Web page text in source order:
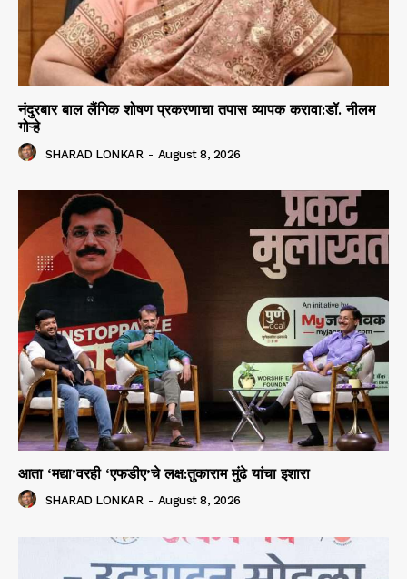
नंदुरबार बाल लैंगिक शोषण प्रकरणाचा तपास व्यापक करावा:डॉ. नीलम
गोऱ्हे
SHARAD LONKAR - August 8, 2026
आता ‘मद्या’वरही ‘एफडीए’चे लक्ष:तुकाराम मुंढे यांचा इशारा
SHARAD LONKAR - August 8, 2026